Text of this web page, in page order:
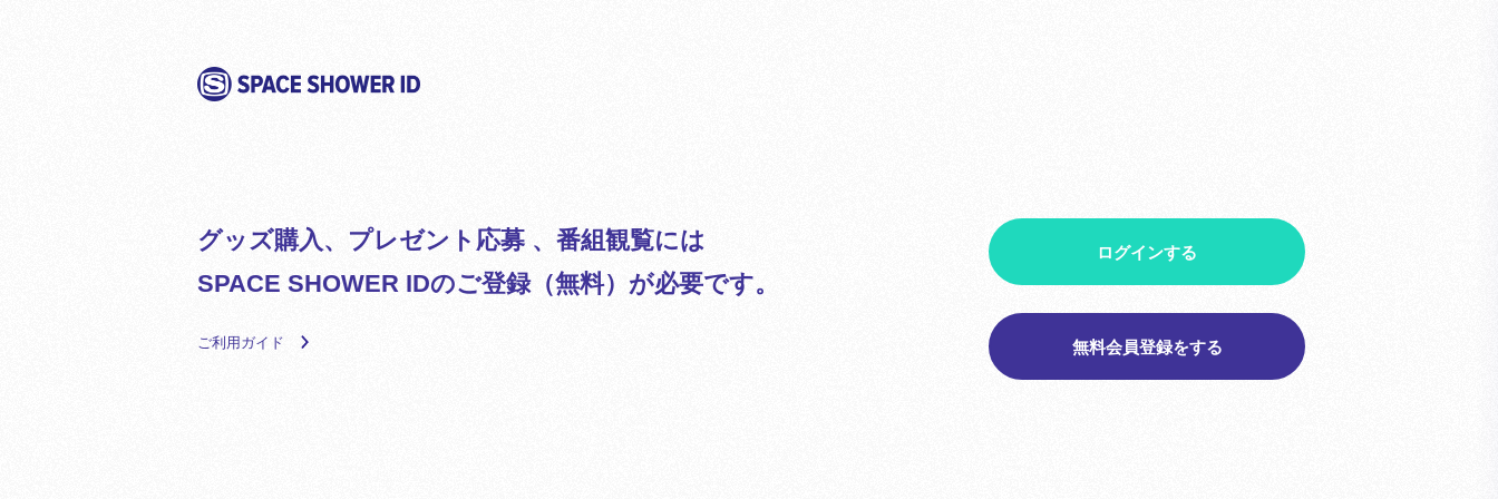
グッズ購入、プレゼント応募 、番組観覧には
SPACE SHOWER IDのご登録（無料）が必要です。
ご利用ガイド
ログインする
無料会員登録をする